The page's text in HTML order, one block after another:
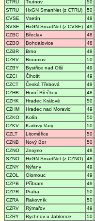
CTRU
Trutnov 50
STRU
HxGN SmartNet (z CTRU) 50
CVSE
Vsetín 49
SVSE
HxGN SmartNet (z CVSE) 49
CZBC
Břeclav 48
CZBO
Bohdalovice 48
CZBR
Brno 49
CZBV
Broumov 50
CZBY
Bystřice nad Olší 49
CZCI
Čihošť 49
CZCT
Česká Třebová 49
CZHB
Horní Břečkov 48
CZHK
Hradec Králové 50
CZHM
Hradec nad Moravicí 49
CZKO
Kolín 50
CZKV
Karlovy Vary 50
CZLT
Litoměřice 50
CZNB
Nový Bor 50
CZNO
Znojmo 48
SZNO
HxGN SmartNet (z CZNO) 48
CZNY
Nýřany 49
CZOL
Olomouc 49
CZPB
Příbram 49
CZPR
Praha 50
CZRA
Rakovník 50
CZRV
Rýmařov 49
CZRY
Rychnov u Jablonce 50